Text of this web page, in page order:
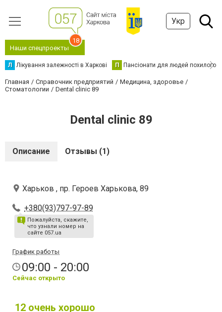
Укр
Наши спецпроекты
18
Л Лікування залежності в Харкові П Пансіонати для людей похилого
Главная Справочник предприятий
Медицина, здоровье
Стоматологии
Dental clinic 89
Dental clinic 89
Описание Отзывы (1)
Харьков , пр. Героев Харькова, 89
+380(93)797-97-89
Пожалуйста, скажите,
что узнали номер на
сайте 057.ua
График работы
09:00 - 20:00
Сейчас открыто
12 очень хорошо